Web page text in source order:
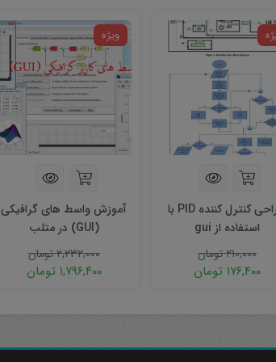
طراحی کنترل کننده PID با
استفاده از gui
۲۱۰,۰۰۰تومان
۱۷۶,۴۰۰ تومان
ویژه
آموزش واسط های گرافیکی
(GUI) در متلب
۲,۲۳۲,۰۰۰تومان
۱,۷۹۶,۴۰۰ تومان